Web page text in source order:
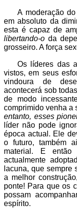
A moderação
em absoluto da
esta é capaz de
libertando-o da
grosseiro. A força
Os líderes das
vistos, em seus
vindoura de
acontecerá sob
de modo
comprimido venha a
entanto, esses
líder não pode
época actual. Ele
o futuro, também
material. E então
actualmente
lacuna, que sempre
a melhor
ponte! Para que os
possam
espírito.